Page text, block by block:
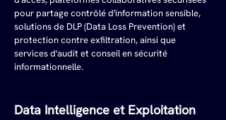
pour partage contrôlé d'information sensible,
solutions de DLP (Data Loss Prevention) et
protection contre exfiltration, ainsi que
services d'audit et conseil en sécurité
informationnelle.
Data Intelligence et Exploitation